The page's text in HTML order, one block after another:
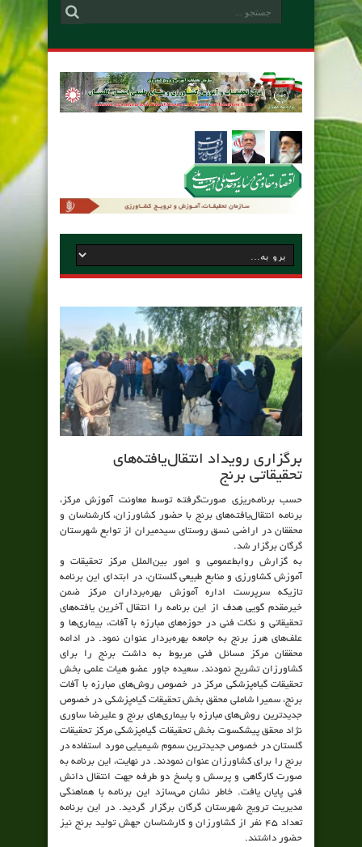
برگزاری رویداد انتقال‌یافته‌های
تحقیقاتی برنج
حسب برنامه‌ریزی صورت‌گرفته توسط معاونت آموزش مرکز،
برنامه انتقال‌یافته‌های برنج با حضور کشاورزان، کارشناسان و
محققان در اراضی نسق روستای سیدمیران از توابع شهرستان
گرگان برگزار شد.
به گزارش روابط‌عمومی و امور بین‌الملل مرکز تحقیقات و
آموزش کشاورزی و منابع طبیعی گلستان، در ابتدای این برنامه
تازیکه سرپرست اداره آموزش بهره‌برداران مرکز ضمن
خیرمقدم گویی هدف از این برنامه را انتقال آخرین یافته‌های
تحقیقاتی و نکات فنی در حوزه‌های مبارزه با آفات، بیماری‌ها و
علف‌های هرز برنج به جامعه بهره‌بردار عنوان نمود. در ادامه
محققان مرکز مسائل فنی مربوط به داشت برنج را برای
کشاورزان تشریح نمودند. سعیده جاور عضو هیات علمی بخش
تحقیقات گیاه‌‌پزشکی مرکز در خصوص روش‌های مبارزه با آفات
برنج، سمیرا شاملی محقق بخش تحقیقات گیاه‌پزشکی در خصوص
جدیدترین روش‌های مبارزه با بیماری‌های برنج و علیرضا ساوری
نژاد محقق پیشکسوت بخش تحقیقات گیاه‌پزشکی مرکز تحقیقات
گلستان در خصوص جدیدترین سموم شیمیایی مورد استفاده در
برنج را برای کشاورزان عنوان نمودند. در نهایت، این برنامه به
صورت کارگاهی و پرسش و پاسخ دو طرفه جهت انتقال دانش
فنی پایان یافت. خاطر نشان می‌سازد این برنامه با هماهنگی
مدیریت ترویج شهرستان گرگان برگزار گردید. در این برنامه
تعداد 45 نفر از کشاورزان و کارشناسان جهش تولید برنج نیز
حضور داشتند.